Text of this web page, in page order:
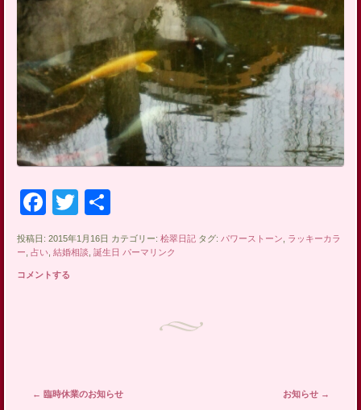
Facebook
Twitter
有
投稿日: 2015年1月16日 カテゴリー:桧翠日記 タグ: パワーストーン
ラッキーカラ
ー ,占い ,結婚相談 ,誕生日 パーマリンク
コメントする
投稿ナビゲーション
← 臨時休業のお知らせ お知らせ →